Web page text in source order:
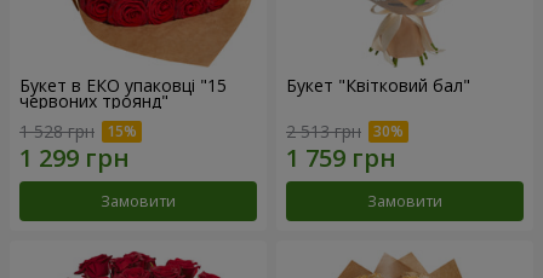
Букет в ЕКО упаковці "15
червоних троянд"
1 528 грн
Замовити
Букет "Квітковий бал"
2 513 грн
Замовити